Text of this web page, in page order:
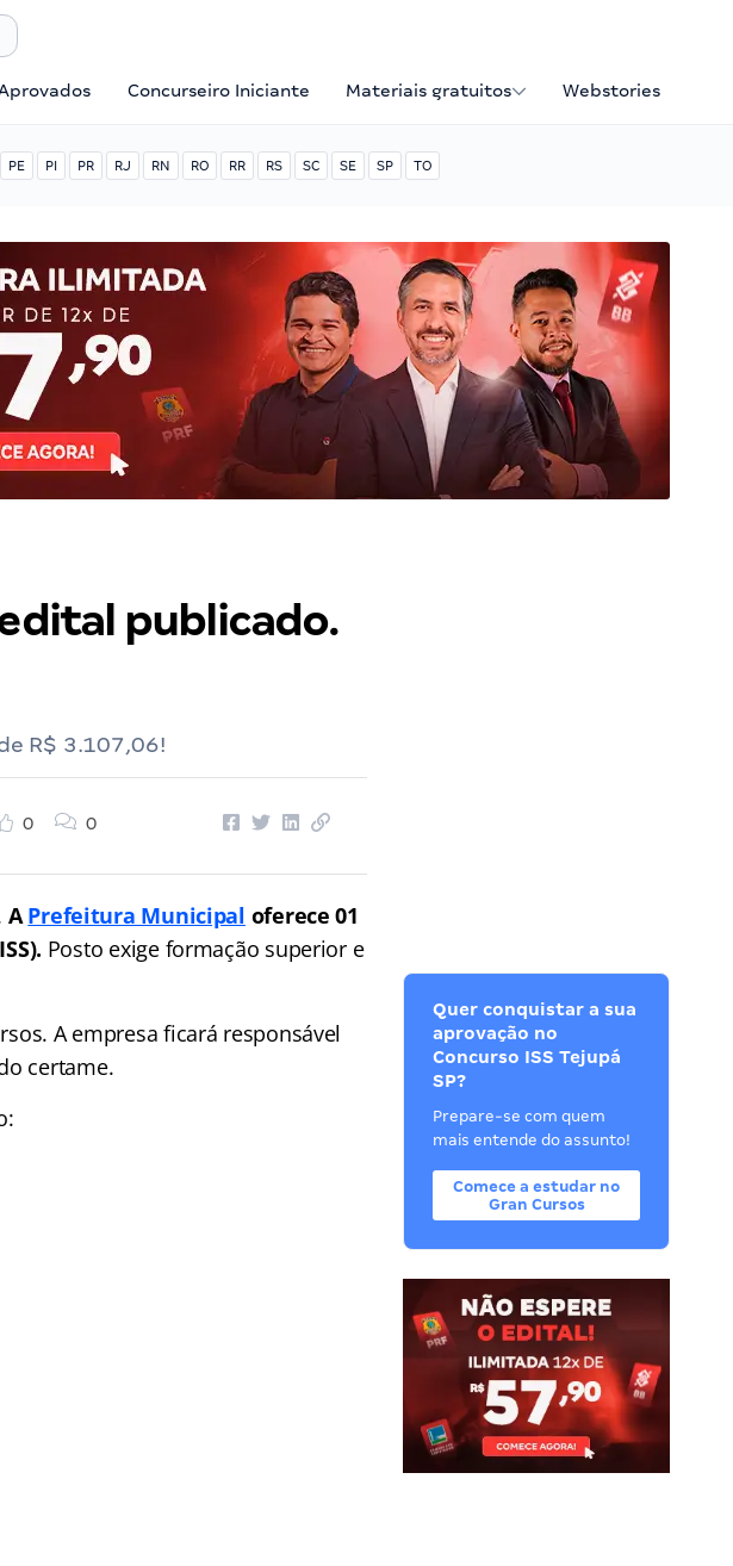
Concurseiro Iniciante Materiais gratuitos Webstories
PE PI PR RJ RN RO RR RS SC SE SP TO
edital publicado.
R$ 3.107,06!
0 0
A Prefeitura Municipal oferece 01
Posto exige formação superior e
A empresa ficará responsável
certame.
Quer conquistar a sua
aprovação no
Concurso ISS Tejupá
SP?
Prepare-se com quem
mais entende do assunto!
Comece a estudar no
Gran Cursos